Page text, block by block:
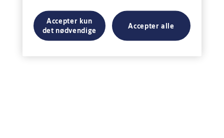
Accepter kun
det nødvendige
Accepter alle